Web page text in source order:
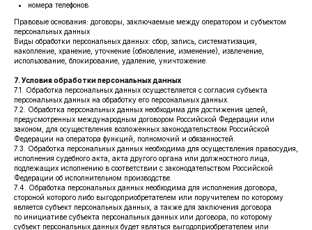
номера телефонов
Правовые основания: договоры, заключаемые между оператором и субъектом
персональных данных
Виды обработки персональных данных: сбор, запись, систематизация,
накопление, хранение, уточнение (обновление, изменение), извлечение,
использование, блокирование, удаление, уничтожение.
7. Условия обработки персональных данных
7.1. Обработка персональных данных осуществляется с согласия субъекта
персональных данных на обработку его персональных данных.
7.2. Обработка персональных данных необходима для достижения целей,
предусмотренных международным договором Российской Федерации или
законом, для осуществления возложенных законодательством Российской
Федерации на оператора функций, полномочий и обязанностей.
7.3. Обработка персональных данных необходима для осуществления правосудия,
исполнения судебного акта, акта другого органа или должностного лица,
подлежащих исполнению в соответствии с законодательством Российской
Федерации об исполнительном производстве.
7.4. Обработка персональных данных необходима для исполнения договора,
стороной которого либо выгодоприобретателем или поручителем по которому
является субъект персональных данных, а также для заключения договора
по инициативе субъекта персональных данных или договора, по которому
субъект персональных данных будет являться выгодоприобретателем или